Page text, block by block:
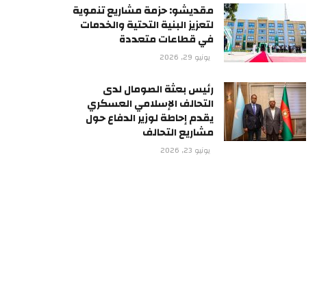
مقديشو: حزمة مشاريع تنموية
لتعزيز البنية التحتية والخدمات
في قطاعات متعددة
يونيو 29, 2026
رئيس بعثة الصومال لدى
التحالف الإسلامي العسكري
يقدم إحاطة لوزير الدفاع حول
مشاريع التحالف
يونيو 23, 2026